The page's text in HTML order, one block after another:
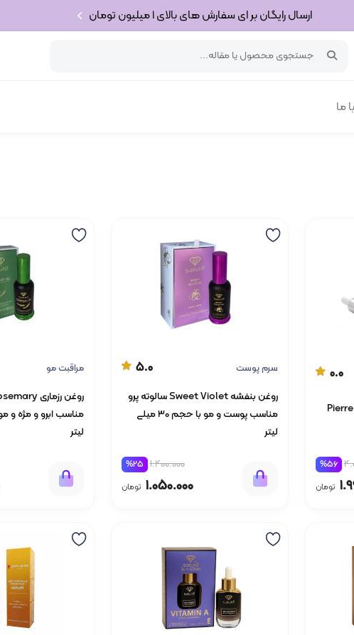
ارسال رایگان بر ای سفارش های بالای 1 میلیون تومان
ما
0.0
پکیج ویژه جوانساز پیرکاردین ( Pierre
%56
تومان
سرم پوست 5.0
روغن بنفشه Sweet Violet سالوته پرو
مناسب پوست و مو با حجم 30 میلی
لیتر
1.400.000
%25
1.050.000 تومان
مراقبت مو
لیتر